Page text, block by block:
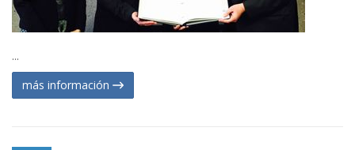
...
más información